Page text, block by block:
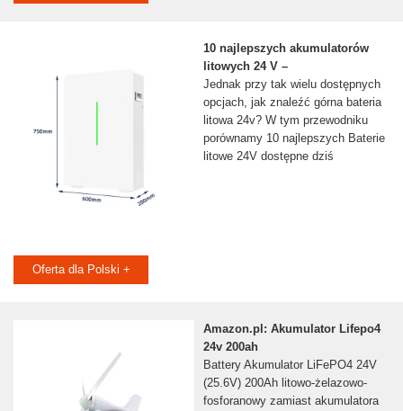
10 najlepszych akumulatorów
litowych 24 V –
Jednak przy tak wielu dostępnych
opcjach, jak znaleźć górna bateria
litowa 24v? W tym przewodniku
porównamy 10 najlepszych Baterie
litowe 24V dostępne dziś
Oferta dla Polski +
Amazon.pl: Akumulator Lifepo4
24v 200ah
Battery Akumulator LiFePO4 24V
(25.6V) 200Ah litowo-żelazowo-
fosforanowy zamiast akumulatora